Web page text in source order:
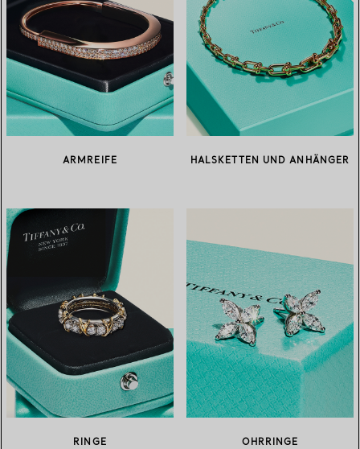
ARMREIFE HALSKETTEN UND ANHÄNGER
RINGE OHRRINGE